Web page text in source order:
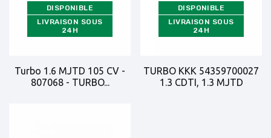
DISPONIBLE
LIVRAISON SOUS
24H
Turbo 1.6 MJTD 105 CV -
807068 - TURBO...
DISPONIBLE
LIVRAISON SOUS
24H
TURBO KKK 54359700027
1.3 CDTI, 1.3 MJTD